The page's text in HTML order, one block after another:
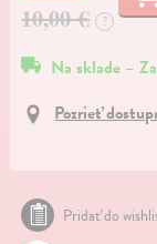
10,00 € ?
Na sklade –
Pozrieť
Pridať do